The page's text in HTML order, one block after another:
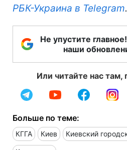
РБК-Украина в Telegram.
Не упустите
наши
Или читайте нас там,
Больше по теме:
КГГА Киев Киевский